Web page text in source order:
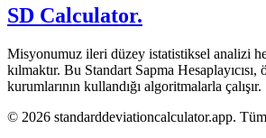
SD Calculator.
Misyonumuz ileri düzey istatistiksel analizi
kılmaktır. Bu Standart Sapma Hesaplayıcısı,
kurumlarının kullandığı algoritmalarla çalışır.
© 2026 standarddeviationcalculator.app. Tüm